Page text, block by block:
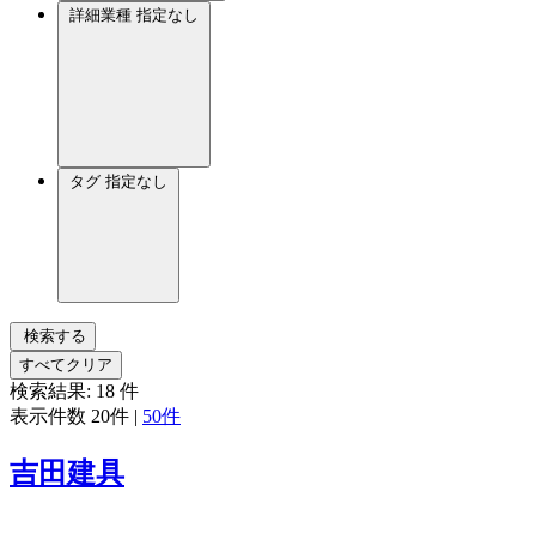
詳細業種 指定なし
タグ 指定なし
検索する
すべてクリア
検索結果: 18 件
表示件数 20件 | 50件
吉田建具